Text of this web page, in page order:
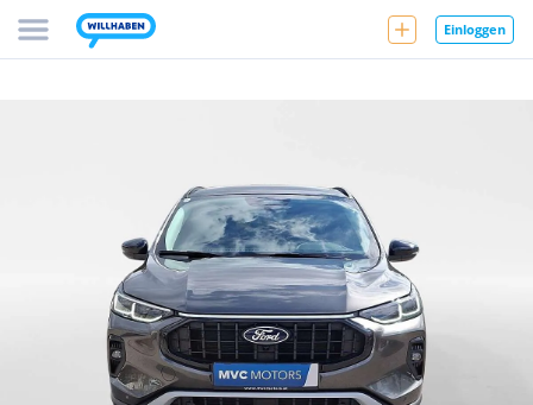
Einloggen